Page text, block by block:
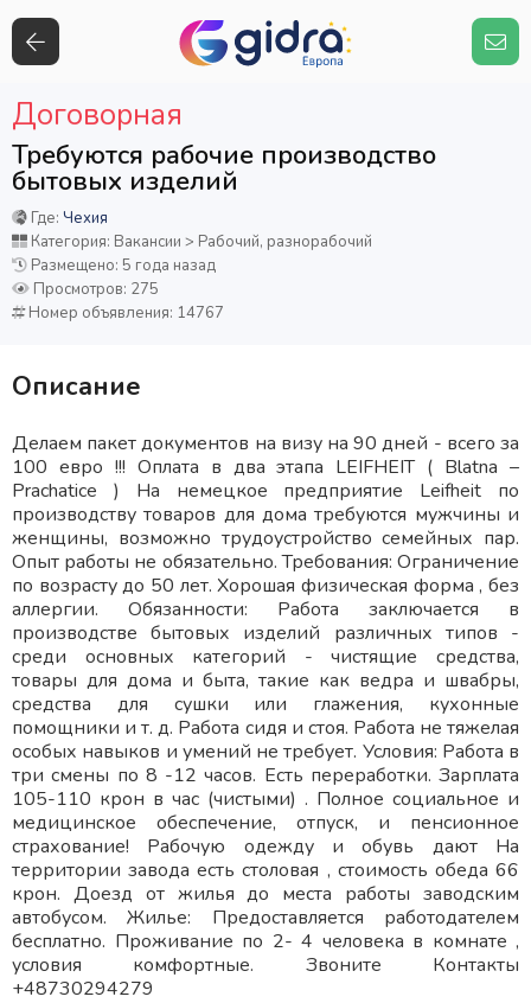
Требуются рабочие производство
бытовых изделий
Договорная
Где: Чехия
Категория: Вакансии > Рабочий, разнорабочий
Размещено: 5 года назад
Просмотров: 275
Номер объявления: 14767
Описание
Делаем пакет документов на визу на 90 дней - всего за
100 евро !!! Оплата в два этапа LEIFHEIT ( Blatna –
Prachatice ) На немецкое предприятие Leifheit по
производству товаров для дома требуются мужчины и
женщины, возможно трудоустройство семейных пар.
Опыт работы не обязательно. Требования: Ограничение
по возрасту до 50 лет. Хорошая физическая форма , без
аллергии. Обязанности: Работа заключается в
производстве бытовых изделий различных типов -
среди основных категорий - чистящие средства,
товары для дома и быта, такие как ведра и швабры,
средства для сушки или глажения, кухонные
помощники и т. д. Работа сидя и стоя. Работа не тяжелая
особых навыков и умений не требует. Условия: Работа в
три смены по 8 -12 часов. Есть переработки. Зарплата
105-110 крон в час (чистыми) . Полное социальное и
медицинское обеспечение, отпуск, и пенсионное
страхование! Рабочую одежду и обувь дают На
территории завода есть столовая , стоимость обеда 66
крон. Доезд от жилья до места работы заводским
автобусом. Жилье: Предоставляется работодателем
бесплатно. Проживание по 2- 4 человека в комнате ,
условия комфортные. Звоните Контакты
+48730294279